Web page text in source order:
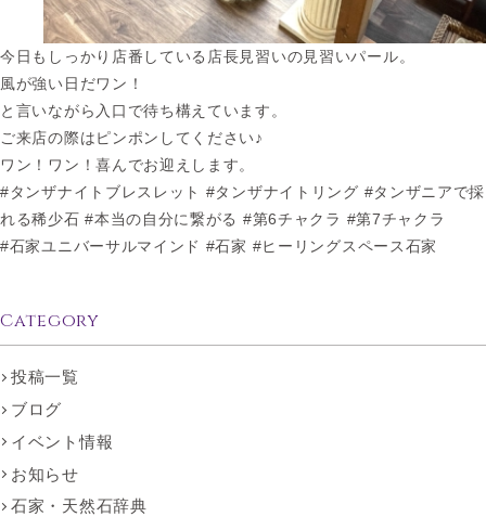
今日もしっかり店番している店長見習いの見習いパール。
風が強い日だワン！
と言いながら入口で待ち構えています。
ご来店の際はピンポンしてください♪
ワン！ワン！喜んでお迎えします。
#タンザナイトブレスレット #タンザナイトリング #タンザニアで採
れる稀少石 #本当の自分に繋がる #第6チャクラ #第7チャクラ
#石家ユニバーサルマインド #石家 #ヒーリングスペース石家
Category
投稿一覧
ブログ
イベント情報
お知らせ
石家・天然石辞典